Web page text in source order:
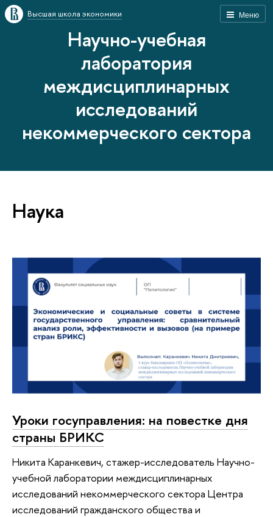
Меню
Высшая школа экономики
Научно-учебная
лаборатория
междисциплинарных
исследований
некоммерческого сектора
Наука
Уроки госуправления: на повестке дня
страны БРИКС
Никита Каранкевич, стажер-исследователь Научно-
учебной лаборатории междисциплинарных
исследований некоммерческого сектора Центра
исследований гражданского общества и